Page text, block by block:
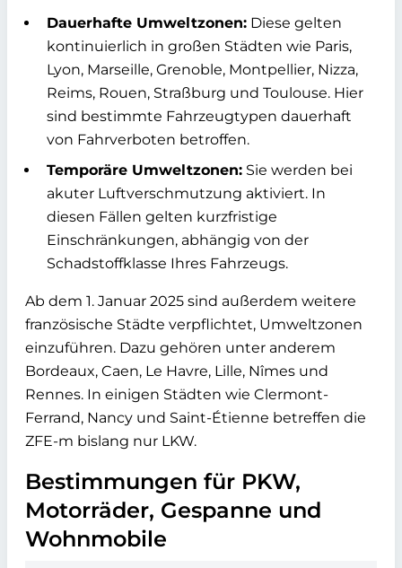
Dauerhafte Umweltzonen: Diese gelten
kontinuierlich in großen Städten wie Paris,
Lyon, Marseille, Grenoble, Montpellier, Nizza,
Reims, Rouen, Straßburg und Toulouse. Hier
sind bestimmte Fahrzeugtypen dauerhaft
von Fahrverboten betroffen.
Temporäre Umweltzonen: Sie werden bei
akuter Luftverschmutzung aktiviert. In
diesen Fällen gelten kurzfristige
Einschränkungen, abhängig von der
Schadstoffklasse Ihres Fahrzeugs.
Ab dem 1. Januar 2025 sind außerdem weitere
französische Städte verpflichtet, Umweltzonen
einzuführen. Dazu gehören unter anderem
Bordeaux, Caen, Le Havre, Lille, Nîmes und
Rennes. In einigen Städten wie Clermont-
Ferrand, Nancy und Saint-Étienne betreffen die
ZFE-m bislang nur LKW.
Bestimmungen für PKW,
Motorräder, Gespanne und
Wohnmobile